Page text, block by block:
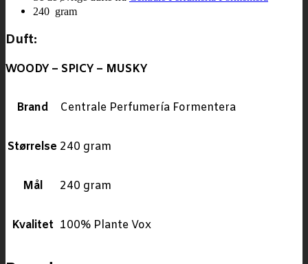
240 gram
Duft:
WOODY – SPICY – MUSKY
Brand Centrale Perfumería Formentera
Størrelse 240 gram
Mål 240 gram
Kvalitet 100% Plante Vox